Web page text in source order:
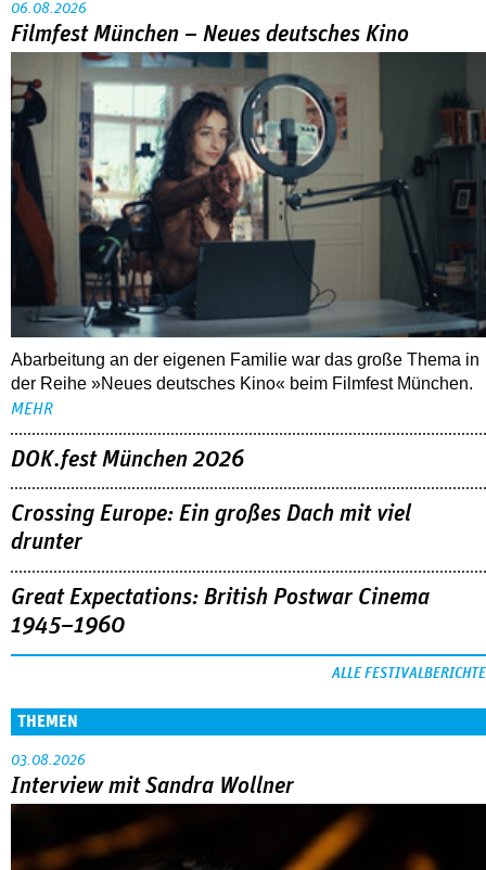
06.08.2026
Filmfest München – Neues deutsches Kino
Abarbeitung an der eigenen Familie war das große Thema in
der Reihe »Neues deutsches Kino« beim Filmfest München.
MEHR
DOK.fest München 2026
Crossing Europe: Ein großes Dach mit viel
drunter
Great Expectations: British Postwar Cinema
1945–1960
ALLE FESTIVALBERICHTE
THEMEN
03.08.2026
Interview mit Sandra Wollner